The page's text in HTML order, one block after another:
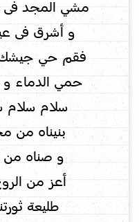
مشي المجد فى
و أشرق فى
فقم حي
حمي الدماء
سلام سلام
بنيناه من
و صناه من
أعز من
طليعة